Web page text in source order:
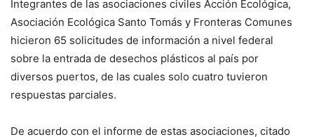
Integrantes de las asociaciones civiles Acción Ecológica,
Asociación Ecológica Santo Tomás y Fronteras Comunes
hicieron 65 solicitudes de información a nivel federal
sobre la entrada de desechos plásticos al país por
diversos puertos, de las cuales solo cuatro tuvieron
respuestas parciales.
De acuerdo con el informe de estas asociaciones, citado